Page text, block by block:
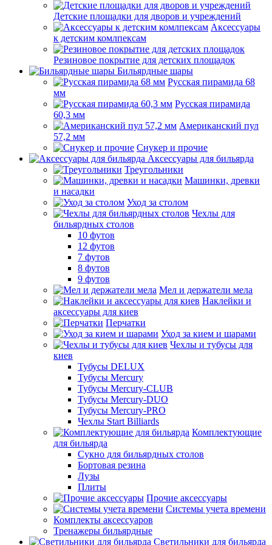
Детские площадки для дворов и учреждений
Аксессуары
к детским комлпексам
Резиновое покрытие для детских площадок
Бильярдные шары
Русская пирамида 68
мм
Русская пирамида
60,3 мм
Американский пул
57,2 мм
Снукер и прочие
Аксессуары для бильярда
Треугольники
Машинки, древки
и насадки
Уход за столом
Чехлы для
бильярдных столов
10 футов
12 футов
7 футов
8 футов
9 футов
Мел и держатели мела
Наклейки и
аксессуары для киев
Перчатки
Уход за кием и шарами
Чехлы и тубусы для
киев
Тубусы DELUX
Тубусы Mercury
Тубусы Mercury-CLUB
Тубусы Mercury-DUO
Тубусы Mercury-PRO
Чехлы Start Billiards
Комплектующие
для бильярда
Сукно для бильярдных столов
Бортовая резина
Лузы
Плиты
Прочие аксессуары
Системы учета времени
Комплекты аксессуаров
Тренажеры бильярдные
Светильники для бильярда